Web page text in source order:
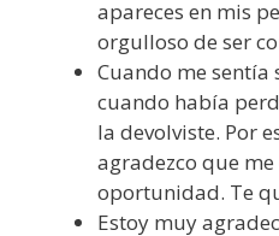
apareces en mis
orgulloso de ser
Cuando me sentía
cuando había
la devolviste. Por
agradezco que me
oportunidad. Te
Estoy muy